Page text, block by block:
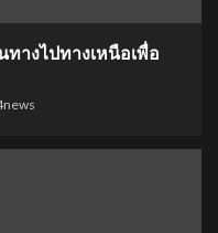
างไปทางเหนือเพื่อ